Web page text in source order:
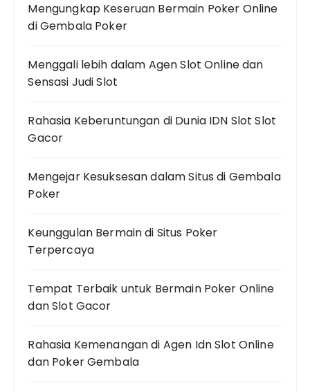
Mengungkap Keseruan Bermain Poker Online
di Gembala Poker
Menggali lebih dalam Agen Slot Online dan
Sensasi Judi Slot
Rahasia Keberuntungan di Dunia IDN Slot Slot
Gacor
Mengejar Kesuksesan dalam Situs di Gembala
Poker
Keunggulan Bermain di Situs Poker
Terpercaya
Tempat Terbaik untuk Bermain Poker Online
dan Slot Gacor
Rahasia Kemenangan di Agen Idn Slot Online
dan Poker Gembala